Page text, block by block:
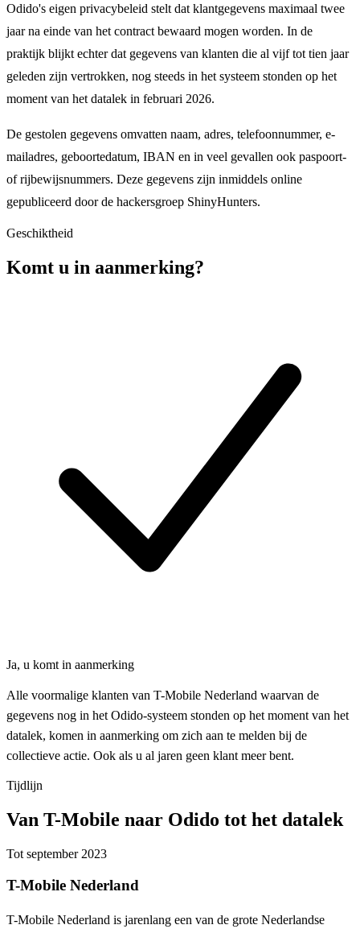
Odido's eigen privacybeleid stelt dat klantgegevens maximaal twee
jaar na einde van het contract bewaard mogen worden. In de
praktijk blijkt echter dat gegevens van klanten die al vijf tot tien jaar
geleden zijn vertrokken, nog steeds in het systeem stonden op het
moment van het datalek in februari 2026.
De gestolen gegevens omvatten naam, adres, telefoonnummer, e-
mailadres, geboortedatum, IBAN en in veel gevallen ook paspoort-
of rijbewijsnummers. Deze gegevens zijn inmiddels online
gepubliceerd door de hackersgroep ShinyHunters.
Geschiktheid
Komt u in aanmerking?
Ja, u komt in aanmerking
Alle voormalige klanten van T-Mobile Nederland waarvan de
gegevens nog in het Odido-systeem stonden op het moment van het
datalek, komen in aanmerking om zich aan te melden bij de
collectieve actie. Ook als u al jaren geen klant meer bent.
Tijdlijn
Van T-Mobile naar Odido tot het datalek
Tot september 2023
T-Mobile Nederland
T-Mobile Nederland is jarenlang een van de grote Nederlandse